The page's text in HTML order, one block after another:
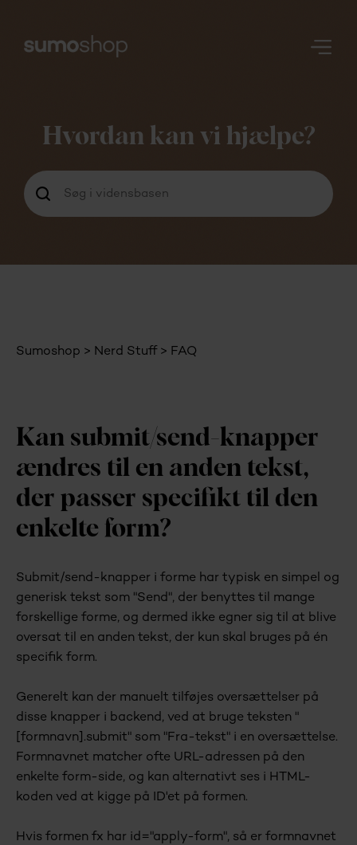
Stuff
Login
Hvordan kan vi hjælpe?
Sumoshop Nerd Stuff FAQ
Kan submit/send-knapper
ændres til en anden tekst,
der passer specifikt til den
enkelte form?
Submit/send-knapper i forme har typisk en simpel og
generisk tekst som "Send", der benyttes til mange
forskellige forme, og dermed ikke egner sig til at blive
oversat til en anden tekst, der kun skal bruges på én
specifik form.
Generelt kan der manuelt tilføjes oversættelser på
disse knapper i backend, ved at bruge teksten "
[formnavn].submit" som "Fra-tekst" i en oversættelse.
Formnavnet matcher ofte URL-adressen på den
enkelte form-side, og kan alternativt ses i HTML-
koden ved at kigge på ID'et på formen.
Hvis formen fx har id="apply-form", så er formnavnet